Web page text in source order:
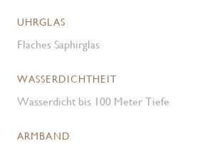
UHRGLAS
Flaches Saphirglas
WASSERDICHTHEIT
Wasserdicht bis 100 Meter Tiefe
ARMBAND